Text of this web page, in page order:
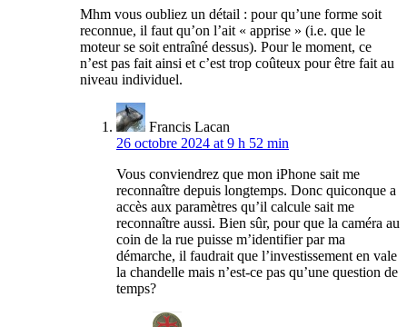
Mhm vous oubliez un détail : pour qu’une forme soit
reconnue, il faut qu’on l’ait « apprise » (i.e. que le
moteur se soit entraîné dessus). Pour le moment, ce
n’est pas fait ainsi et c’est trop coûteux pour être fait au
niveau individuel.
Francis Lacan
26 octobre 2024 at 9 h 52 min
Vous conviendrez que mon iPhone sait me
reconnaître depuis longtemps. Donc quiconque a
accès aux paramètres qu’il calcule sait me
reconnaître aussi. Bien sûr, pour que la caméra au
coin de la rue puisse m’identifier par ma
démarche, il faudrait que l’investissement en vale
la chandelle mais n’est-ce pas qu’une question de
temps?